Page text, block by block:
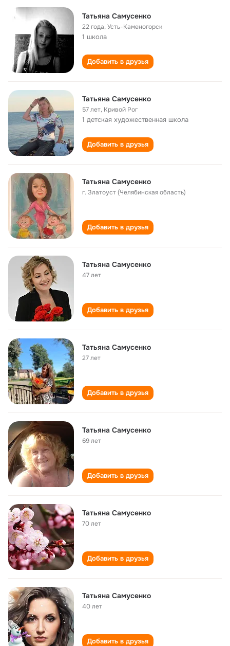
Татьяна Самусенко
22 года,Усть-Каменогорск
1 школа
Добавить в друзья
Татьяна Cамусенко
57 лет, Кривой Рог
1 детская художественная школа
Добавить в друзья
Татьяна Самусенко
г. Златоуст (Челябинская область)
Добавить в друзья
Татьяна Самусенко
47 лет
Добавить в друзья
Татьяна Самусенко
27 лет
Добавить в друзья
Татьяна Самусенко
69 лет
Добавить в друзья
Татьяна Самусенко
70 лет
Добавить в друзья
Татьяна Самусенко
40 лет
Добавить в друзья